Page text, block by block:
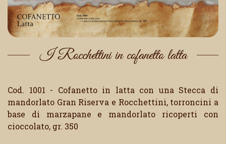
I Rocchettini in cofanetto latta
Cod. 1001 - Cofanetto in latta con una Stecca di
mandorlato Gran Riserva e Rocchettini, torroncini a
base di marzapane e mandorlato ricoperti con
cioccolato, gr. 350